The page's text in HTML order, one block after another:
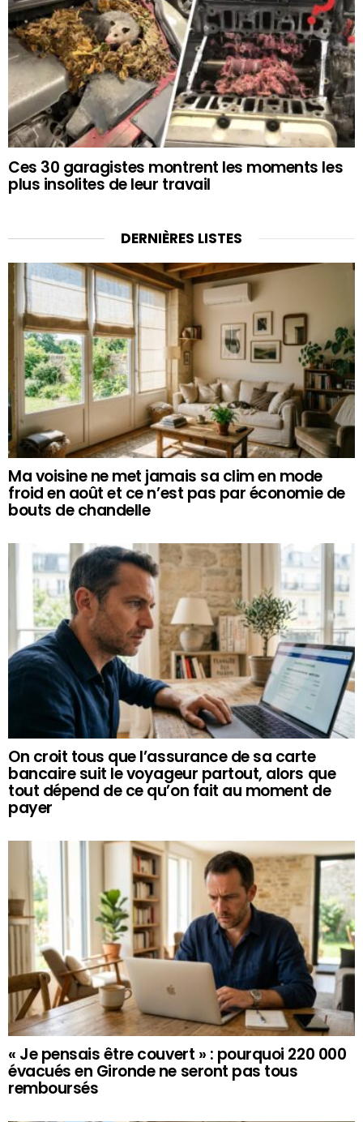
Ces 30 garagistes montrent les moments les
plus insolites de leur travail
DERNIÈRES LISTES
Ma voisine ne met jamais sa clim en mode
froid en août et ce n’est pas par économie de
bouts de chandelle
On croit tous que l’assurance de sa carte
bancaire suit le voyageur partout, alors que
tout dépend de ce qu’on fait au moment de
payer
« Je pensais être couvert » : pourquoi 220 000
évacués en Gironde ne seront pas tous
remboursés